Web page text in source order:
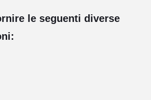
le seguenti diverse